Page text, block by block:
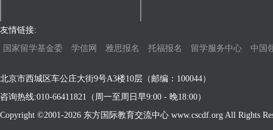
友情链接:
国家留学基金委
学信网 雅思报名 托福报名 留学服务中心 中国
北京市西城区车公庄大街9号A3楼10层（邮编：100044）
咨询热线:010-66411821（周一至周日早9:00 - 晚18:00）
Copyright ©2001-2026 东方国际教育交流中心 www.cscdf.org All Rights